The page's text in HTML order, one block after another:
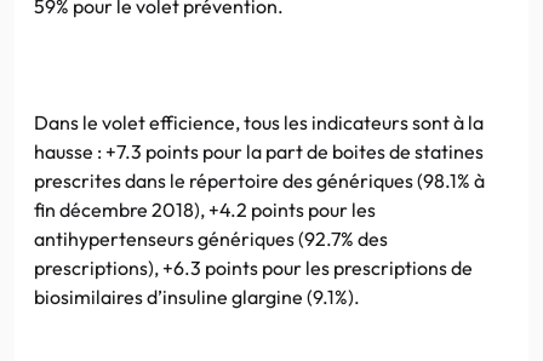
59% pour le volet prévention.
Dans le volet efficience, tous les indicateurs sont à la
hausse : +7.3 points pour la part de boites de statines
prescrites dans le répertoire des génériques (98.1% à
fin décembre 2018), +4.2 points pour les
antihypertenseurs génériques (92.7% des
prescriptions), +6.3 points pour les prescriptions de
biosimilaires d’insuline glargine (9.1%).